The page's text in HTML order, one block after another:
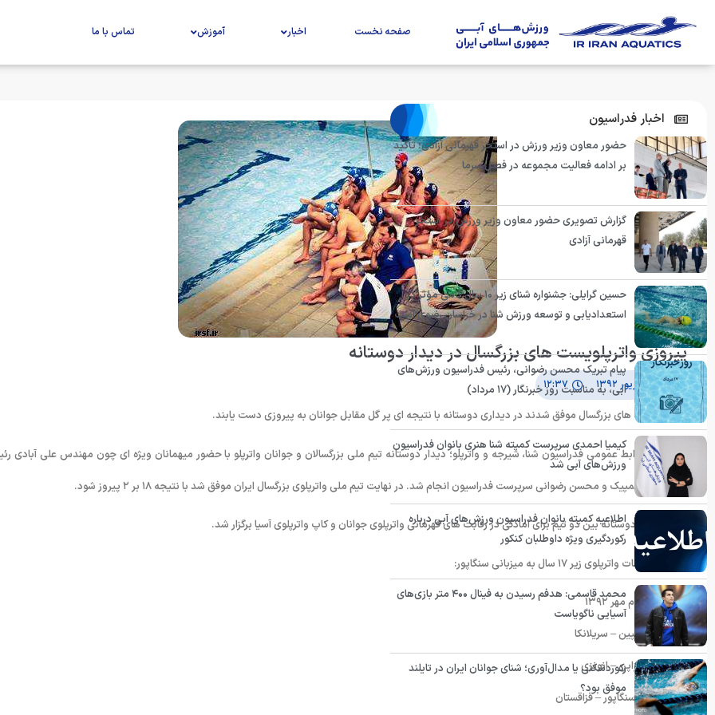
صفحه نخست اخبار آموزش تماس با ما
پیروزی واترپلویست های بزرگسال در دیدار دوستانه
۲۷ شهریور ۱۳۹۲ ۱۲:۳۷
واترپلوئیست های بزرگسال موفق شدند در دیداری دوستانه با نتیجه ای پر گل مقابل جوانان به پیروزی دست یابند.
به گزارش روابط عمومی فدراسیون شنا، شیرجه و واترپلو؛ دیدار دوستانه تیم ملی بزرگسالان و جوانان واترپلو با حضور میهمانان ویژه ای چون مهندس علی آبادی
کمیته ملی المپیک و محسن رضوانی سرپرست فدراسیون انجام شد. در نهایت تیم ملی واترپلوی بزرگسال ایران موفق شد با نتیجه ١٨ بر ٢ پیروز شود.
این مسابقه دوستانه بین دو تیم برای آمادگی در رقابت های قهرمانی واترپلوی جوانان و کاپ واترپلوی آسیا برگزار شد.
برنامه مسابقات واترپلوی زیر ١٧ سال به میزبانی سنگاپور:
چهارشنبه سوم مهر ١٣٩٢
ساعت ٩ فیلیپین – سریلانکا
ساعت ١۰:١۰ ژاپن – انونزی
ساعت ١١:٢۰ سنگاپور – قزاقستان
اخبار فدراسیون
حضور معاون وزیر ورزش در استخر قهرمانی آزادی؛ تأکید
بر ادامه فعالیت مجموعه در فصل سرما
گزارش تصویری حضور معاون وزیر ورزش در استخر
قهرمانی آزادی
حسین گرایلی: جشنواره شنای زیر ۱۰ سال گامی مؤثر در
استعدادیابی و توسعه ورزش شنا در خراسان رضوی است
پیام تبریک محسن رضوانی، رئیس فدراسیون ورزش‌های
آبی، به مناسبت روز خبرنگار (۱۷ مرداد)
کیمیا احمدی سرپرست کمیته شنا هنری بانوان فدراسیون
ورزش‌های آبی شد
اطلاعیه کمیته بانوان فدراسیون ورزش‌های آبی درباره
رکوردگیری ویژه داوطلبان کنکور
محمد قاسمی: هدفم رسیدن به فینال ۴۰۰ متر بازی‌های
آسیایی ناگویاست
رکوردشکنی یا مدال‌آوری؛ شنای جوانان ایران در تایلند
موفق بود؟